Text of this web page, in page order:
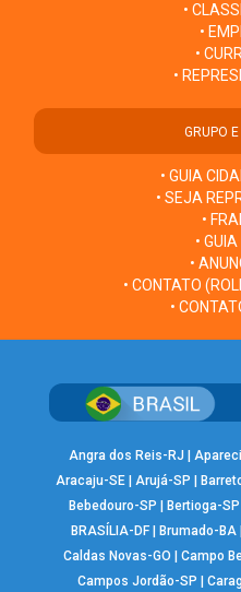
•
•
•
•
GRUPO
• GUIA
• SEJA
•
•
•
• CONTATO
•
Angra dos Reis-RJ
Aracaju-SE |Arujá-SP
Bebedouro-SP
Bertioga-SP
BRASÍLIA-DF| Brumado-BA|
Caldas Novas-GO
|Campo
Campos Jordão-SP